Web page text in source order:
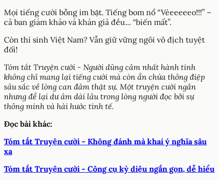
Mọi tiếng cười bỗng im bặt. Tiếng bom nổ “Vèeeeeeo!!!” –
cả ban giám khảo và khán giả đều... “biến mất”.
Còn thí sinh Việt Nam? Vẫn giữ vững ngôi vô địch tuyệt
đối!
Tóm tắt Truyện cười - Người dũng cảm nhất hành tinh
không chỉ mang lại tiếng cười mà còn ẩn chứa thông điệp
sâu sắc về lòng can đảm thật sự. Một truyện cười ngắn
nhưng để lại dư âm dài lâu trong lòng người đọc bởi sự
thông minh và hài hước tinh tế.
Đọc bài khác:
Tóm tắt Truyện cười - Không đánh mà khai ý nghĩa sâu
xa
Tóm tắt Truyện cười - Công cụ kỳ diệu ngắn gọn, dễ hiểu